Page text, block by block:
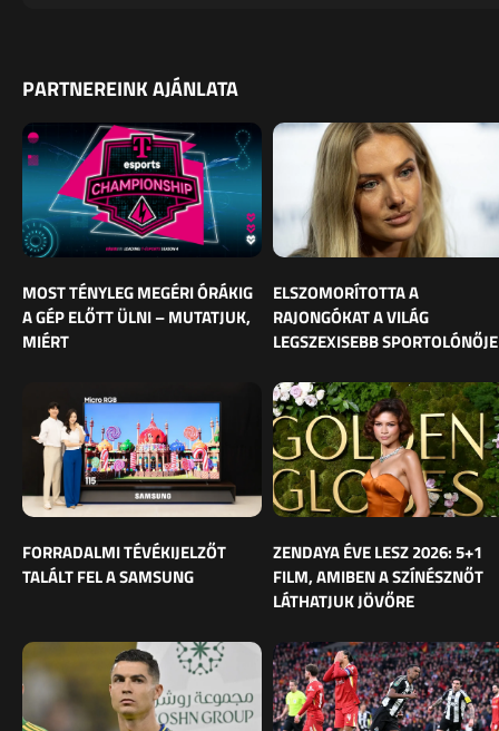
PARTNEREINK AJÁNLATA
MOST TÉNYLEG MEGÉRI ÓRÁKIG
A GÉP ELŐTT ÜLNI – MUTATJUK,
MIÉRT
ELSZOMORÍTOTTA A
RAJONGÓKAT A VILÁG
LEGSZEXISEBB SPORTOLÓNŐJE
FORRADALMI TÉVÉKIJELZŐT
TALÁLT FEL A SAMSUNG
ZENDAYA ÉVE LESZ 2026: 5+1
FILM, AMIBEN A SZÍNÉSZNŐT
LÁTHATJUK JÖVŐRE